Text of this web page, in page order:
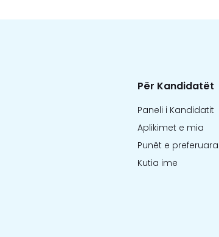
Për Kandidatët
Paneli i Kandidatit
Aplikimet e mia
Punët e preferuara
Kutia ime